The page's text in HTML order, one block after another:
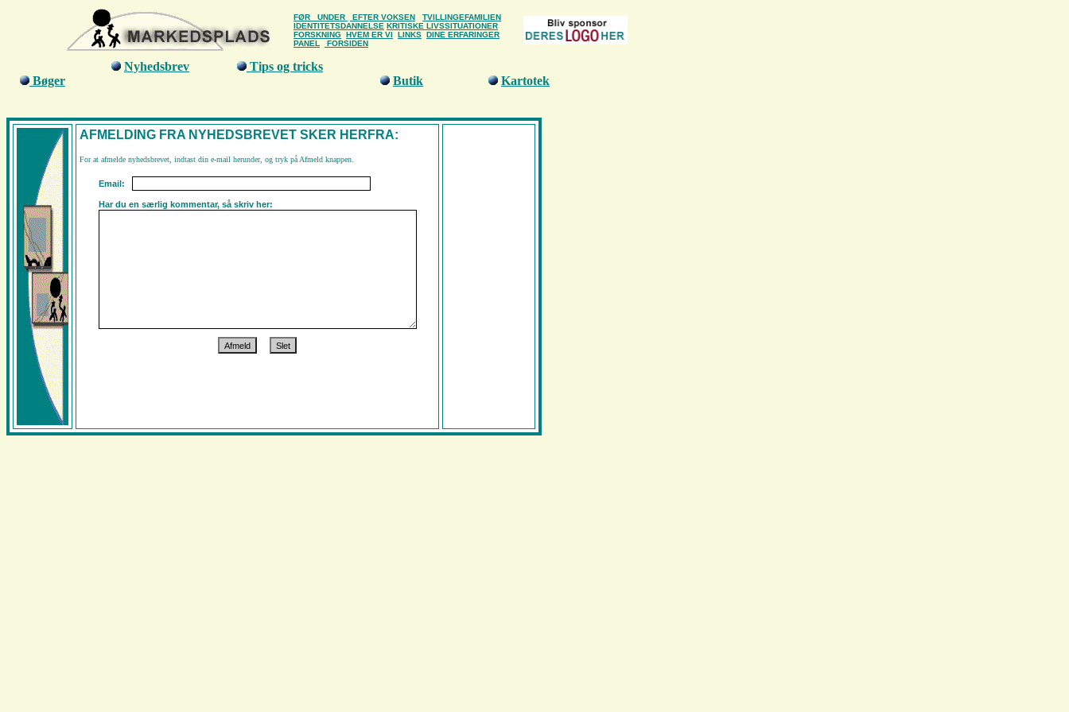
FØR UNDER EFTER VOKSEN
TVILLINGEFAMILIEN
IDENTITETSDANNELSE KRITISKE LIVSSITUATIONER
FORSKNING HVEM ER VI LINKS DINE ERFARINGER
PANEL
FORSIDEN
Bøger
Nyhedsbrev
Tips og tricks
Butik
Kartotek
AFMELDING FRA NYHEDSBREVET SKER HERFRA:
For at afmelde nyhedsbrevet, indtast din e-mail herunder, og tryk på Afmeld knappen.
Email:
Har du en særlig kommentar, så skriv her: